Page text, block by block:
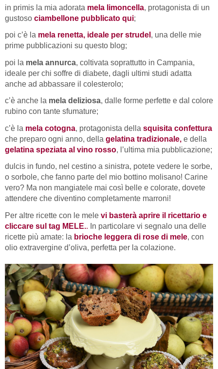
in primis la mia adorata mela limoncella, protagonista di un
gustoso ciambellone pubblicato qui;
poi c’è la mela renetta, ideale per strudel , una delle mie
prime pubblicazioni su questo blog;
poi la mela annurca, coltivata soprattutto in Campania,
ideale per chi soffre di diabete, dagli ultimi studi adatta
anche ad abbassare il colesterolo;
c’è anche la mela deliziosa, dalle forme perfette e dal colore
rubino con tante sfumature;
c’è la mela cotogna, protagonista della squisita confettura
che preparo ogni anno, della gelatina tradizionale, e della
gelatina speziata al vino rosso, l’ultima mia pubblicazione;
dulcis in fundo, nel cestino a sinistra, potete vedere le sorbe,
o sorbole, che fanno parte del mio bottino molisano! Carine
vero? Ma non mangiatele mai così belle e colorate, dovete
attendere che diventino completamente marroni!
Per altre ricette con le mele vi basterà aprire il ricettario e
cliccare sul tag MELE.. In particolare vi segnalo una delle
ricette più amate: la brioche leggera di rose di mele, con
olio extravergine d’oliva, perfetta per la colazione.